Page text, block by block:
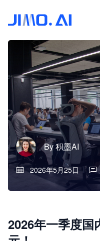
By积墨AI
2026年5月25日
2026年一季度国